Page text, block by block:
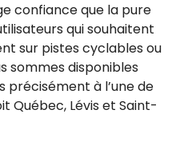
confiance que la pure
qui souhaitent
sur pistes cyclables ou
sommes disponibles
précisément à l’une de
Québec, Lévis et Saint-